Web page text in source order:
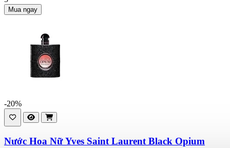
Mua ngay
-20%
Nước Hoa Nữ Yves Saint Laurent Black Opium